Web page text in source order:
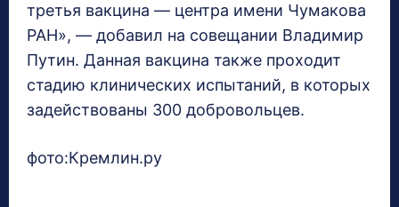
третья вакцина — центра имени Чумакова
РАН», — добавил на совещании Владимир
Путин. Данная вакцина также проходит
стадию клинических испытаний, в которых
задействованы 300 добровольцев.
фото:Кремлин.ру